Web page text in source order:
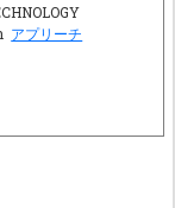
アプリーチ